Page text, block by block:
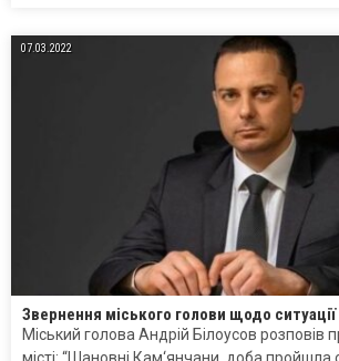
07.03.2022
Звернення міського голови щодо
Міський голова Андрій Білоусов розповів